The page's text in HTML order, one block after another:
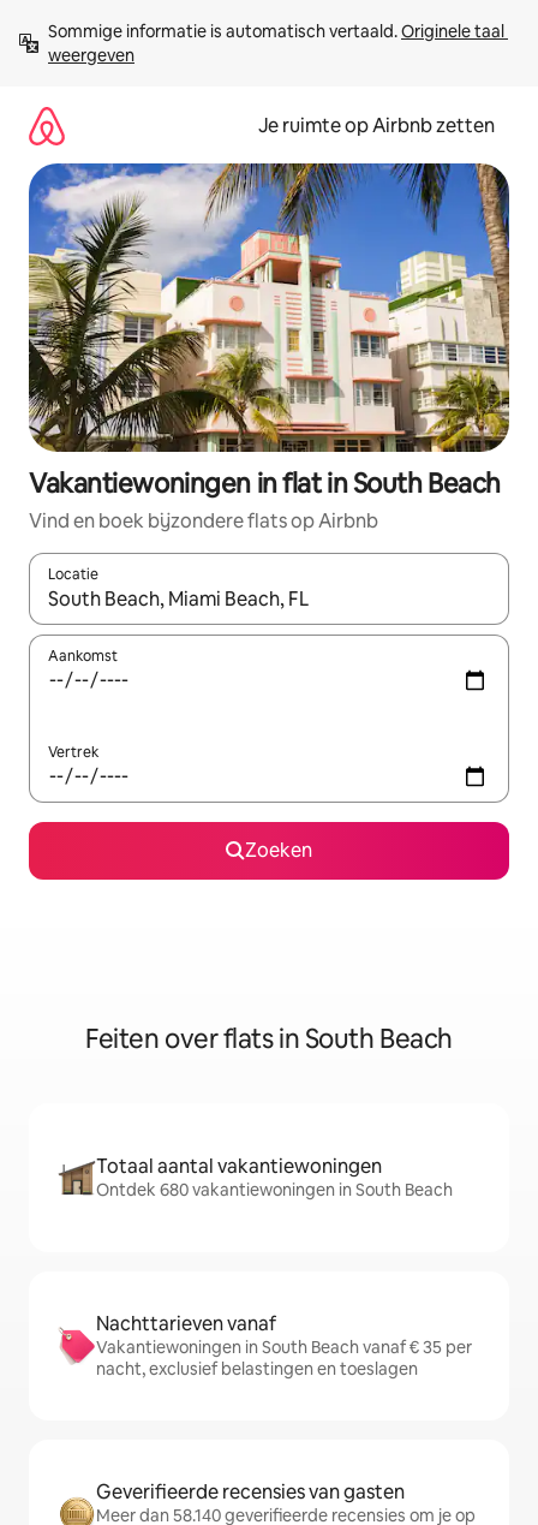
direct
naar
Sommige informatie is automatisch vertaald. Originele taal
weergeven
Je ruimte op Airbnb zetten
Vakantiewoningen in flat in South Beach
Vind en boek bijzondere flats op Airbnb
Locatie
Wanneer er suggesties beschikbaar zijn, maak je een keuze
Aankomst
Vertrek
Zoeken
Feiten over flats in South Beach
Totaal aantal vakantiewoningen
Ontdek 680 vakantiewoningen in South Beach
Nachttarieven vanaf
Vakantiewoningen in South Beach vanaf € 35 per
nacht, exclusief belastingen en toeslagen
Geverifieerde recensies van gasten
Meer dan 58.140 geverifieerde recensies om je op